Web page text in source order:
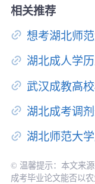
相关推荐
想考湖北师
湖北成人学
武汉成教高
湖北成考调
湖北师范大
© 温馨提示：本文来
成考毕业论文能否以